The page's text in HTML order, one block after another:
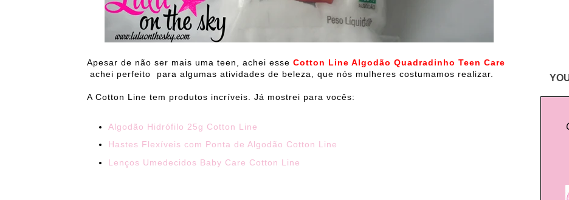
Apesar de não ser mais uma teen, achei esse Cotton Line Algodão Quadradinho Teen Care
achei perfeito para algumas atividades de beleza, que nós mulheres costumamos realizar.
A Cotton Line tem produtos incríveis. Já mostrei para vocês:
Algodão Hidrófilo 25g Cotton Line
Hastes Flexíveis com Ponta de Algodão Cotton Line
Lenços Umedecidos Baby Care Cotton Line